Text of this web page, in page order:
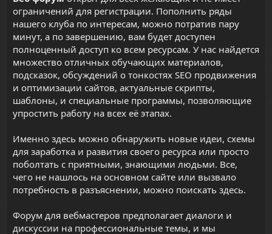
ограничений для регистрации. Пополнить ряды
нашего клуба по интересам, можно потратив пару
минут, а по завершению, вам будет доступен
полноценный доступ ко всем ресурсам. У нас найдется
множество отличных обучающих материалов,
подсказок, обсуждений о тонкостях SEO продвижения
и оптимизации сайтов, актуальные скрипты,
шаблоны, и специальные программы, позволяющие
упростить работу на всех её этапах.
Именно здесь можно обнаружить новые идеи, схемы
для заработка и развития своего ресурса или просто
поболтать с приятными, знающими людьми. Все,
чего не нашлось на основном сайте или вызвало
потребность в разъяснении, можно поискать здесь.
Форум для вебмастеров предполагает диалоги и
дискуссии на профессиональные темы, и мы